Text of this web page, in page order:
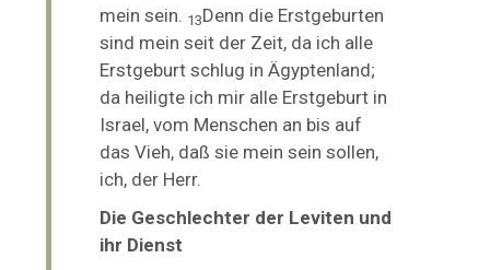
mein sein. 13Denn die Erstgeburten
sind mein seit der Zeit, da ich alle
Erstgeburt schlug in Ägyptenland;
da heiligte ich mir alle Erstgeburt in
Israel, vom Menschen an bis auf
das Vieh, daß sie mein sein sollen,
ich, der Herr.
Die Geschlechter der Leviten und
ihr Dienst